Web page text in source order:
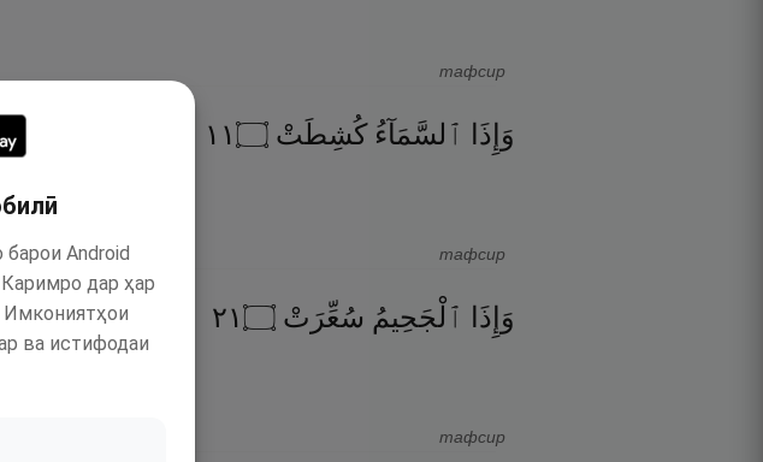
тафсир
وَإِذَا ٱلسَّمَآءُ كُشِطَتْ ۝١١
тафсир
وَإِذَا ٱلْجَحِيمُ سُعِّرَتْ ۝١٢
тафсир
Android
дар ҳар
ва истифодаи